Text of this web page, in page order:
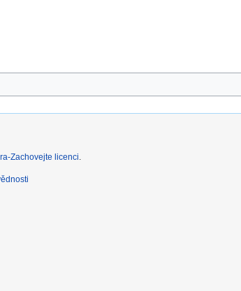
Zachovejte licenci.